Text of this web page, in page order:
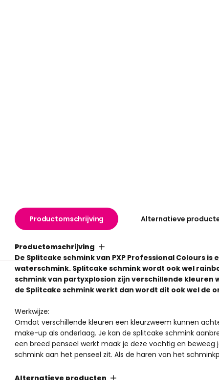
Productomschrijving Alternatieve
Productomschrijving
De Splitcake schmink van PXP Professional Colours
waterschmink. Splitcake schmink wordt ook wel
schmink van partyxplosion zijn verschillende kleuren
de Splitcake schmink werkt dan wordt dit ook wel de
Werkwijze:
Omdat verschillende kleuren een kleurzweem kunnen
make-up als onderlaag. Je kan de splitcake schmink
een breed penseel werkt maak je deze vochtig en
schmink aan het penseel zit. Als de haren van het
heen en weer in het potje en je kan hem direct gebruiken.